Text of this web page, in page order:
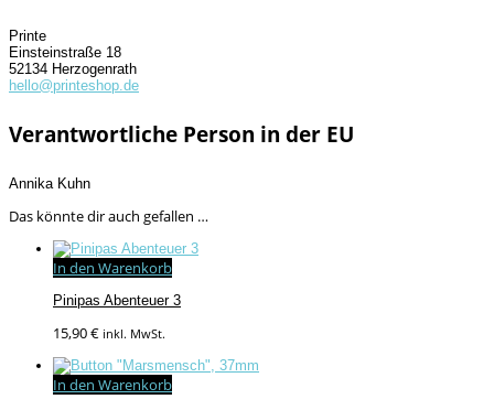
Printe
Einsteinstraße 18
52134 Herzogenrath
hello@printeshop.de
Verantwortliche Person in der EU
Annika Kuhn
Das könnte dir auch gefallen …
In den Warenkorb
Pinipas Abenteuer 3
15,90€ inkl. MwSt.
In den Warenkorb